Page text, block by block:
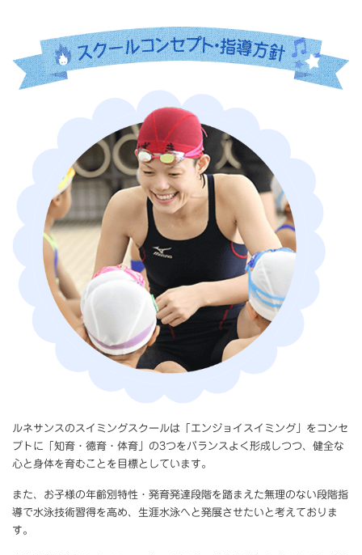
ルネサンスのスイミングスクールは「エンジョイスイミング」をコンセ
プトに「知育・徳育・体育」の3つをバランスよく形成しつつ、健全な
心と身体を育むことを目標としています。
また、お子様の年齢別特性・発育発達段階を踏まえた無理のない段階指
導で水泳技術習得を高め、生涯水泳へと発展させたいと考えておりま
す。